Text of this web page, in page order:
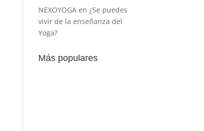
NEXOYOGA en¿Se puedes
vivir de la enseñanza del
Yoga?
Más populares